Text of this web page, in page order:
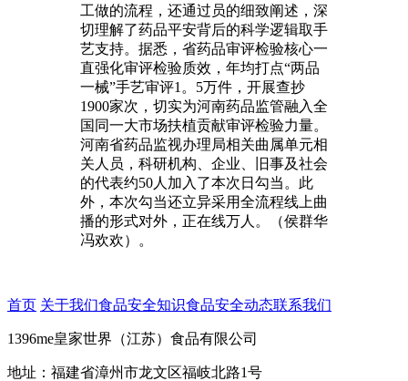
工做的流程，还通过员的细致阐述，深
切理解了药品平安背后的科学逻辑取手
艺支持。据悉，省药品审评检验核心一
直强化审评检验质效，年均打点“两品
一械”手艺审评1。5万件，开展查抄
1900家次，切实为河南药品监管融入全
国同一大市场扶植贡献审评检验力量。
河南省药品监视办理局相关曲属单元相
关人员，科研机构、企业、旧事及社会
的代表约50人加入了本次日勾当。此
外，本次勾当还立异采用全流程线上曲
播的形式对外，正在线万人。（侯群华
冯欢欢）。
首页 关于我们食品安全知识食品安全动态联系我们
1396me皇家世界（江苏）食品有限公司
地址：福建省漳州市龙文区福岐北路1号